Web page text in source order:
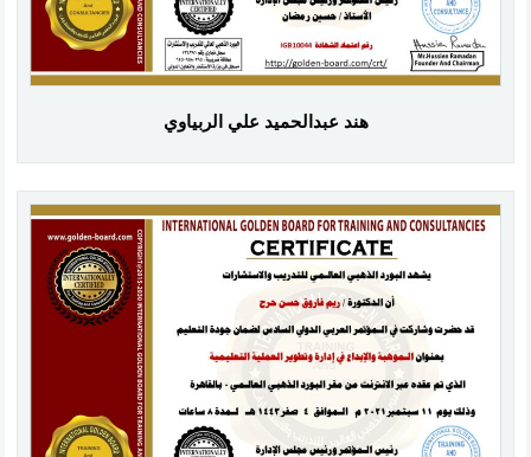
هند عبدالحميد علي الربياوي